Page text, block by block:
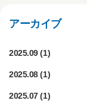
アーカイブ
2025.09(1)
2025.08(1)
2025.07(1)